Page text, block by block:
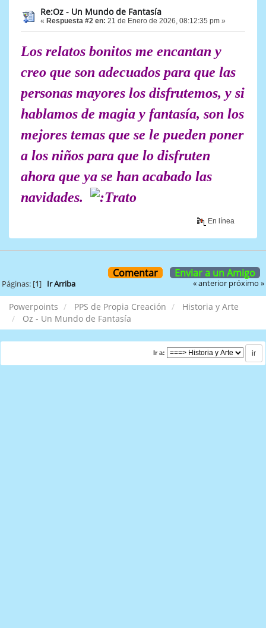
Re:Oz - Un Mundo de Fantasía
« Respuesta #2 en: 21 de Enero de 2026, 08:12:35 pm »
Los relatos bonitos me encantan y
creo que son adecuados para que las
personas mayores los disfrutemos, y si
hablamos de magia y fantasía, son los
mejores temas que se le pueden poner
a los niños para que lo disfruten
ahora que ya se han acabado las
navidades.
En línea
Comentar Enviar a un Amigo
Páginas: [1] Ir Arriba « anterior próximo »
Powerpoints PPS de Propia Creación
Historia y Arte
Oz - Un Mundo de Fantasía
Ir a: